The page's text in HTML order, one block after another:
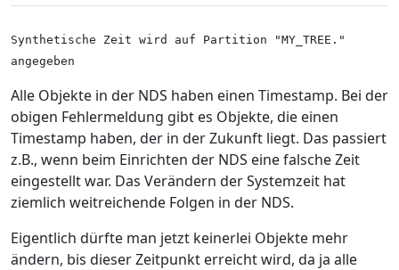
Synthetische Zeit wird auf Partition "MY_TREE."
angegeben
Alle Objekte in der NDS haben einen Timestamp. Bei der
obigen Fehlermeldung gibt es Objekte, die einen
Timestamp haben, der in der Zukunft liegt. Das passiert
z.B., wenn beim Einrichten der NDS eine falsche Zeit
eingestellt war. Das Verändern der Systemzeit hat
ziemlich weitreichende Folgen in der NDS.
Eigentlich dürfte man jetzt keinerlei Objekte mehr
ändern, bis dieser Zeitpunkt erreicht wird, da ja alle